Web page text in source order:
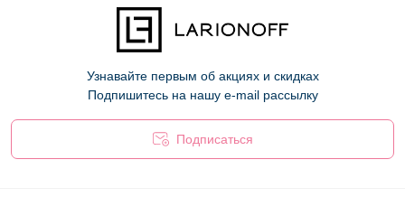
Узнавайте первым об акциях и скидках
Подпишитесь на нашу e-mail рассылку
Подписаться